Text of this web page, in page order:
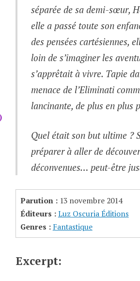
séparée de sa demi-sœur,
elle a passé toute son
des pensées cartésiennes,
loin de s’imaginer les
s’apprêtait à vivre. Tapie
menace de l’Eliminati
lancinante, de plus en plus
Quel était son but ultime ?
préparer à aller de
déconvenues… peut-être
Parution : 13 novembre 2014
Éditeurs : Luz Oscuria Éditions
Genres : Fantastique
Excerpt: